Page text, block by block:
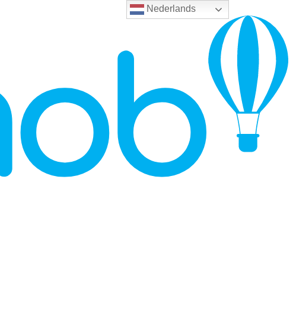
Nederlands